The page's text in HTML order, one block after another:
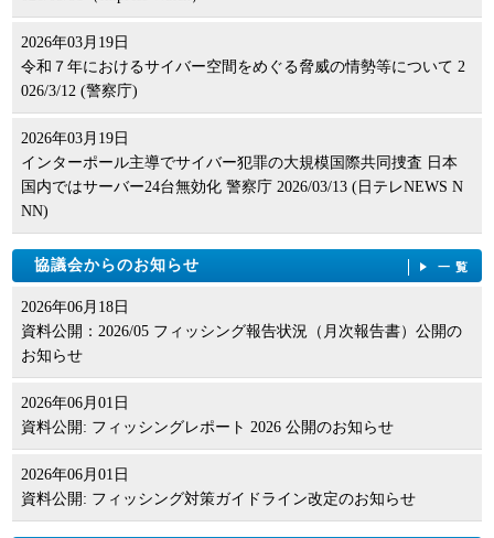
2026年03月19日
令和７年におけるサイバー空間をめぐる脅威の情勢等について 2
026/3/12 (警察庁)
2026年03月19日
インターポール主導でサイバー犯罪の大規模国際共同捜査 日本
国内ではサーバー24台無効化 警察庁 2026/03/13 (日テレNEWS N
NN)
協議会からのお知らせ 一覧
2026年06月18日
資料公開：2026/05 フィッシング報告状況（月次報告書）公開の
お知らせ
2026年06月01日
資料公開: フィッシングレポート 2026 公開のお知らせ
2026年06月01日
資料公開: フィッシング対策ガイドライン改定のお知らせ